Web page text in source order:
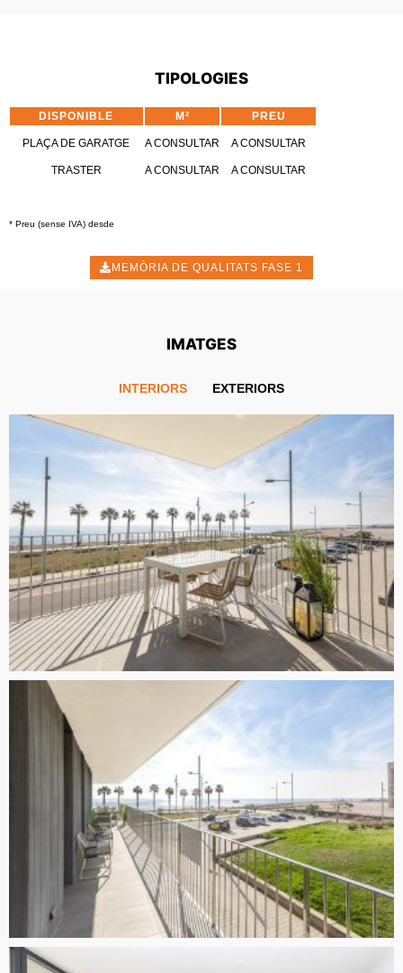
TIPOLOGIES
DISPONIBLE
PLAÇA DE GARATGE
TRASTER
M²
A CONSULTAR
A CONSULTAR
PREU
A CONSULTAR
A CONSULTAR
* Preu (sense IVA) desde
MEMÒRIA DE QUALITATS FASE 1
IMATGES
INTERIORS EXTERIORS